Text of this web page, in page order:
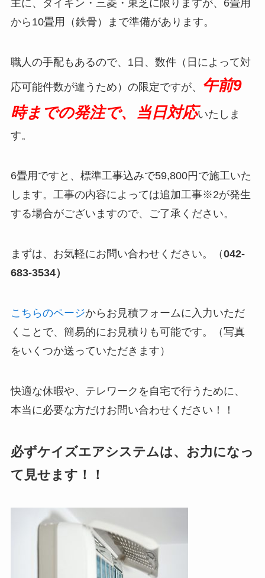
主に、ダイキン・三菱・東芝に限りますが、6畳用
から10畳用（鉄骨）まで準備があります。
職人の手配もあるので、1日、数件（日によって対
応可能件数が違うため）の限定ですが、
午前9
時までの発注で、当日対応いたしま
す。
6畳用ですと、標準工事込みで59,800円で施工いた
します。工事の内容によっては追加工事※2が発生
する場合がございますので、ご了承ください。
まずは、お気軽にお問い合わせください。（042-
683-3534）
こちらのページからお見積フォームに入力いただ
くことで、簡易的にお見積りも可能です。（写真
をいくつか送っていただきます）
快適な休暇や、テレワークを自宅で行うために、
本当に必要な方だけお問い合わせください！！
必ずケイズエアシステムは、お力になっ
て見せます！！